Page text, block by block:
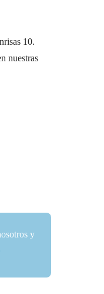
10.
nuestras
y